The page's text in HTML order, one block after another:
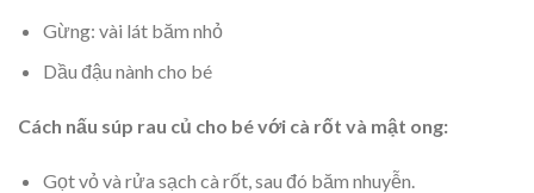
Gừng: vài lát băm nhỏ
Dầu đậu nành cho bé
Cách nấu súp rau củ cho bé với cà rốt và mật ong:
Gọt vỏ và rửa sạch cà rốt, sau đó băm nhuyễn.